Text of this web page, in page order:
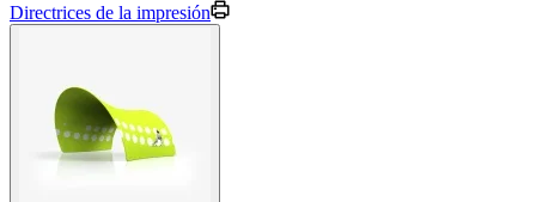
Directrices de la impresión